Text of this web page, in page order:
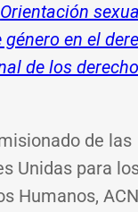
Orientación
género en el
de los
de las
Unidas para
Humanos,